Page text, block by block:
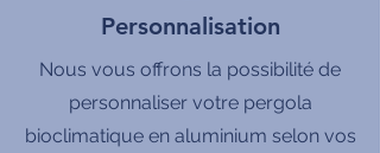
Personnalisation
Nous vous offrons la possibilité de
personnaliser votre pergola
bioclimatique en aluminium selon vos